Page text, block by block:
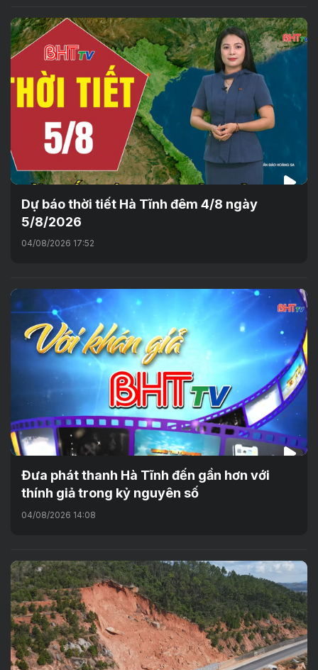
Dự báo thời tiết Hà Tĩnh đêm 4/8 ngày
5/8/2026
04/08/2026 17:52
Đưa phát thanh Hà Tĩnh đến gần hơn với
thính giả trong kỷ nguyên số
04/08/2026 14:08